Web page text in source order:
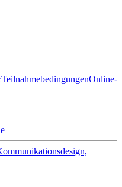
TeilnahmebedingungenOnline-